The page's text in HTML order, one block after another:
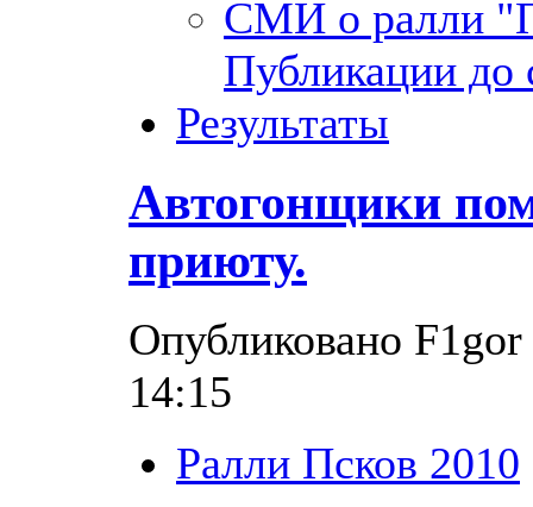
СМИ о ралли
Публикации до
Результаты
Автогонщики
приюту.
Опубликовано
14:15
Ралли Псков 2010